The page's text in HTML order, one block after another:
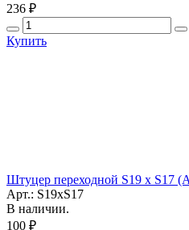
236 ₽
Купить
Штуцер переходной S19 x S17
Арт.: S19xS17
В наличии.
100 ₽